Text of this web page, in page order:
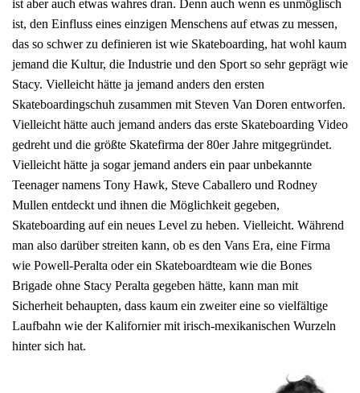
ist aber auch etwas wahres dran. Denn auch wenn es unmöglisch
ist, den Einfluss eines einzigen Menschens auf etwas zu messen,
das so schwer zu definieren ist wie Skateboarding, hat wohl kaum
jemand die Kultur, die Industrie und den Sport so sehr geprägt wie
Stacy. Vielleicht hätte ja jemand anders den ersten
Skateboardingschuh zusammen mit Steven Van Doren entworfen.
Vielleicht hätte auch jemand anders das erste Skateboarding Video
gedreht und die größte Skatefirma der 80er Jahre mitgegründet.
Vielleicht hätte ja sogar jemand anders ein paar unbekannte
Teenager namens Tony Hawk, Steve Caballero und Rodney
Mullen entdeckt und ihnen die Möglichkeit gegeben,
Skateboarding auf ein neues Level zu heben. Vielleicht. Während
man also darüber streiten kann, ob es den Vans Era, eine Firma
wie Powell-Peralta oder ein Skateboardteam wie die Bones
Brigade ohne Stacy Peralta gegeben hätte, kann man mit
Sicherheit behaupten, dass kaum ein zweiter eine so vielfältige
Laufbahn wie der Kalifornier mit irisch-mexikanischen Wurzeln
hinter sich hat.